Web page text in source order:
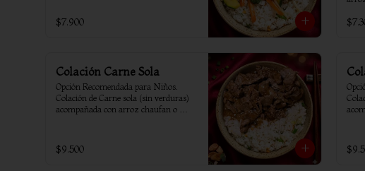
$7.900
Colación Carne Sola
Opción Recomendada para Niños.
Colación de Carne sola (sin verduras)
acompañada con arroz chaufan o
$9.500